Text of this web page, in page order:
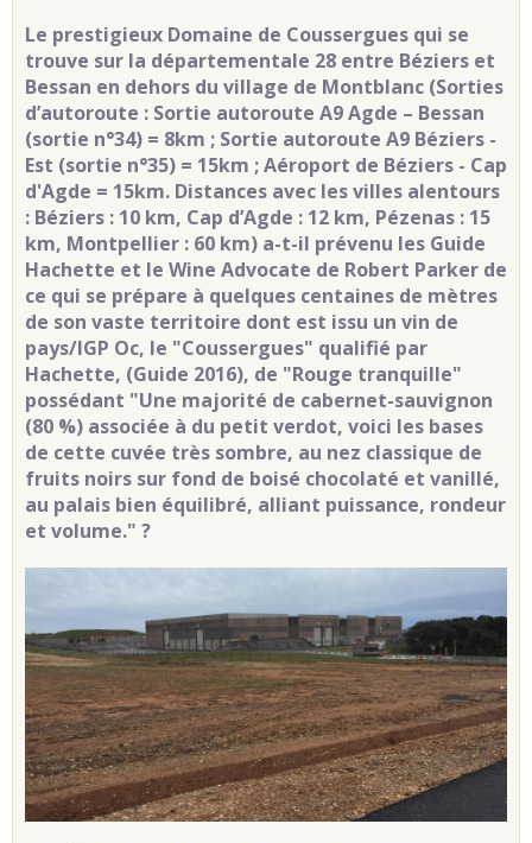
Le prestigieux Domaine de Coussergues qui se
trouve sur la départementale 28 entre Béziers et
Bessan en dehors du village de Montblanc (Sorties
d’autoroute : Sortie autoroute A9 Agde – Bessan
(sortie n°34) = 8km ; Sortie autoroute A9 Béziers -
Est (sortie n°35) = 15km ; Aéroport de Béziers - Cap
d'Agde = 15km. Distances avec les villes alentours
: Béziers : 10 km, Cap d’Agde : 12 km, Pézenas : 15
km, Montpellier : 60 km) a-t-il prévenu les Guide
Hachette et le Wine Advocate de Robert Parker de
ce qui se prépare à quelques centaines de mètres
de son vaste territoire dont est issu un vin de
pays/IGP Oc, le "Coussergues" qualifié par
Hachette, (Guide 2016), de "Rouge tranquille"
possédant "Une majorité de cabernet-sauvignon
(80 %) associée à du petit verdot, voici les bases
de cette cuvée très sombre, au nez classique de
fruits noirs sur fond de boisé chocolaté et vanillé,
au palais bien équilibré, alliant puissance, rondeur
et volume." ?